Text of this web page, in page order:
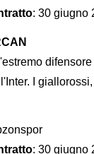
: 30 giugno
I
: 30 giugno